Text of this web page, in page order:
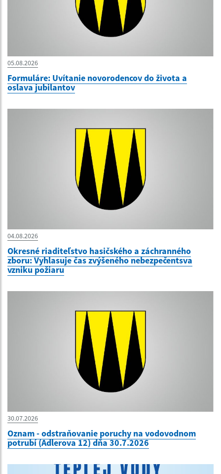
05.08.2026
Formuláre: Uvítanie novorodencov do života a
oslava jubilantov
04.08.2026
Okresné riaditeľstvo hasičského a záchranného
zboru: Vyhlasuje čas zvýšeného nebezpečentsva
vzniku požiaru
30.07.2026
Oznam - odstraňovanie poruchy na vodovodnom
potrubí (Adlerova 12) dňa 30.7.2026